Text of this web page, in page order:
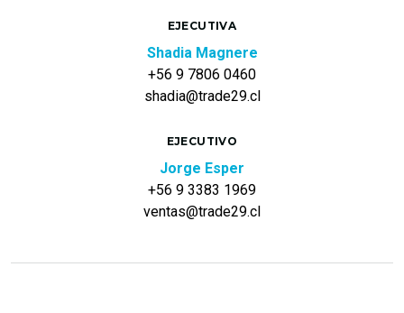
EJECUTIVA
Shadia Magnere
+56 9 7806 0460
shadia@trade29.cl
EJECUTIVO
Jorge Esper
+56 9 3383 1969
ventas@trade29.cl